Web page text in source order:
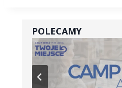
POLECAMY